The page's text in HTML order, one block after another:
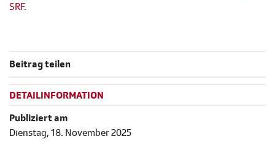
SRF.
Beitrag teilen
DETAILINFORMATION
Publiziert am
Dienstag, 18. November 2025